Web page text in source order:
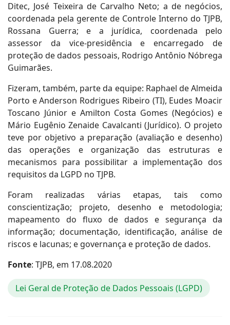
Ditec, José Teixeira de Carvalho Neto; a de negócios,
coordenada pela gerente de Controle Interno do TJPB,
Rossana Guerra; e a jurídica, coordenada pelo
assessor da vice-presidência e encarregado de
proteção de dados pessoais, Rodrigo Antônio Nóbrega
Guimarães.
Fizeram, também, parte da equipe: Raphael de Almeida
Porto e Anderson Rodrigues Ribeiro (TI), Eudes Moacir
Toscano Júnior e Amilton Costa Gomes (Negócios) e
Mário Eugênio Zenaide Cavalcanti (Jurídico). O projeto
teve por objetivo a preparação (avaliação e desenho)
das operações e organização das estruturas e
mecanismos para possibilitar a implementação dos
requisitos da LGPD no TJPB.
Foram realizadas várias etapas, tais como
conscientização; projeto, desenho e metodologia;
mapeamento do fluxo de dados e segurança da
informação; documentação, identificação, análise de
riscos e lacunas; e governança e proteção de dados.
Fonte: TJPB, em 17.08.2020
Lei Geral de Proteção de Dados Pessoais (LGPD)